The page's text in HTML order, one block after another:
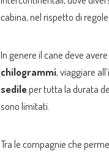
cabina, nel rispetto di
In genere il cane deve
chilogrammi, viaggiare
sedileper tutta la durata
sono limitati.
Tra le compagnie che